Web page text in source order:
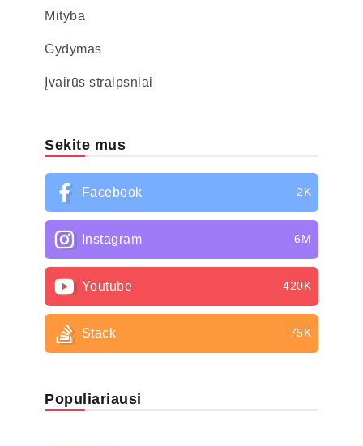
Mityba
Gydymas
Įvairūs straipsniai
Sekite mus
Facebook 2K
Instagram 6M
Youtube 420K
Stack 75K
Populiariausi